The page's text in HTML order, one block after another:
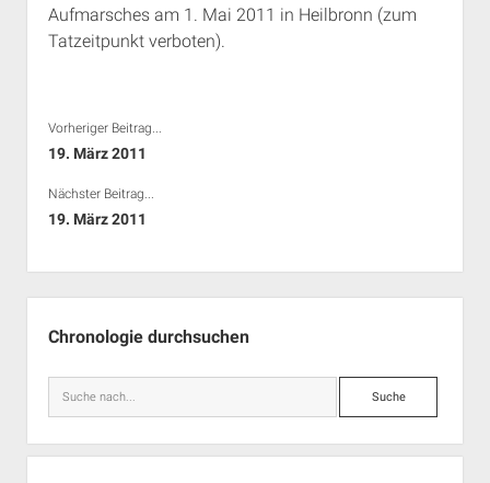
Rechte Termine München
Über a.i.d.a.
RSS-Feeds, Twitter & Facebook
Aufmarsches am 1. Mai 2011 in Heilbronn (zum
Tatzeitpunkt verboten).
Vorheriger Beitrag...
19. März 2011
Nächster Beitrag...
19. März 2011
Chronologie durchsuchen
Suche